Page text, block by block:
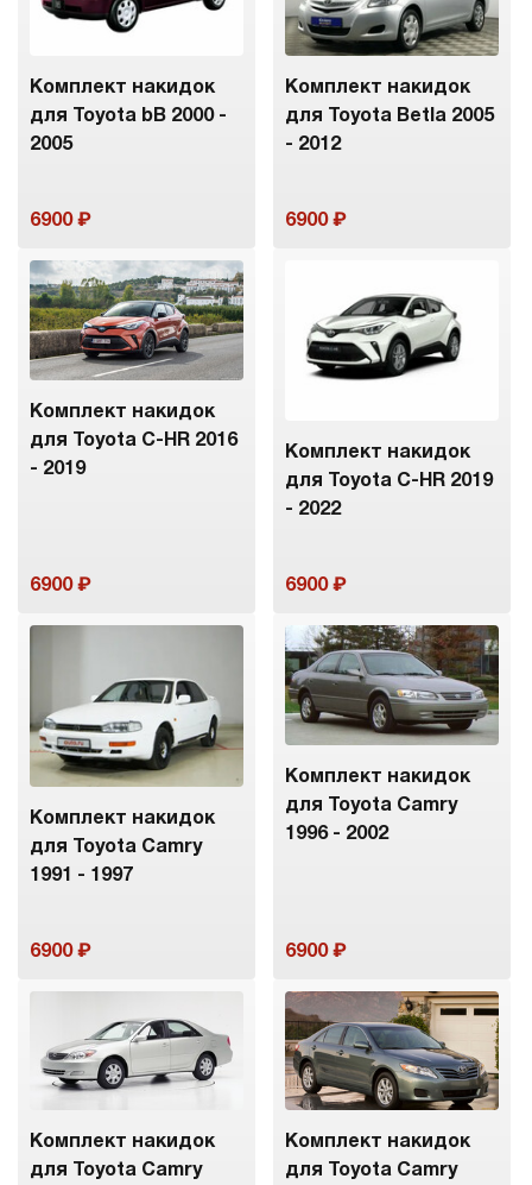
Комплект накидок
для Toyota bB 2000 -
2005
6900
Комплект накидок
для Toyota Betla 2005
- 2012
6900
Комплект накидок
для Toyota C-HR 2016
- 2019
6900
Комплект накидок
для Toyota C-HR 2019
- 2022
6900
Комплект накидок
для Toyota Camry
1991 - 1997
6900
Комплект накидок
для Toyota Camry
1996 - 2002
6900
Комплект накидок
для Toyota Camry
Комплект накидок
для Toyota Camry